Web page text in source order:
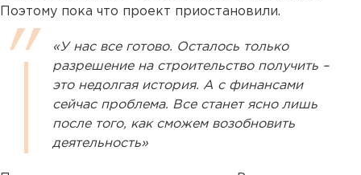
Поэтому пока что проект приостановили.
«У нас все готово. Осталось только
разрешение на строительство получить –
это недолгая история. А с финансами
сейчас проблема. Все станет ясно лишь
после того, как сможем возобновить
деятельность»